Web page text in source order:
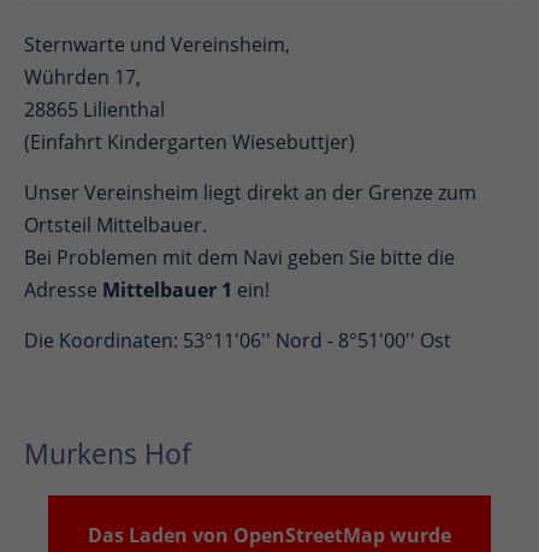
Sternwarte und Vereinsheim,
Wührden 17,
28865 Lilienthal
(Einfahrt Kindergarten Wiesebuttjer)
Unser Vereinsheim liegt direkt an der Grenze zum
Ortsteil Mittelbauer.
Bei Problemen mit dem Navi geben Sie bitte die
Adresse Mittelbauer 1 ein!
Die Koordinaten: 53°11'06'' Nord - 8°51'00'' Ost
Murkens Hof
Das Laden von OpenStreetMap wurde